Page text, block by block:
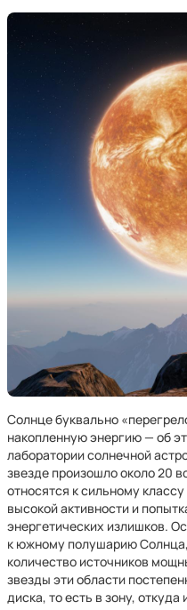
Солнце буквально
накопленную энергию — об
лаборатории солнечной
звезде произошло около 20
относятся к сильному
высокой активности и
энергетических излишков.
к южному полушарию
количество источников
звезды эти области
диска, то есть в зону,